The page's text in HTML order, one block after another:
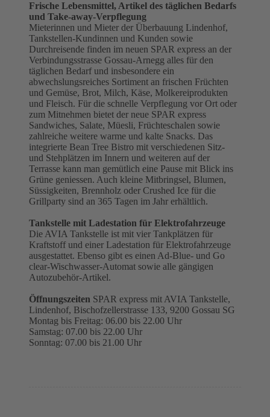
Frische Lebensmittel, Artikel des täglichen Bedarfs
und Take-away-Verpflegung
Mieterinnen und Mieter der Überbauung Lindenhof,
Tankstellen-Kundinnen und Kunden sowie
Durchreisende finden im neuen SPAR express an der
Verbindungsstrasse Gossau-Arnegg alles für den
täglichen Bedarf und insbesondere ein
abwechslungsreiches Sortiment an frischen Früchten
und Gemüse, Brot, Milch, Käse, Molkereiprodukten
und Fleisch. Für die schnelle Verpflegung vor Ort oder
zum Mitnehmen bietet der neue SPAR express
Sandwiches, Salate, Müesli, Früchteschalen sowie
zahlreiche weitere warme und kalte Snacks. Das
integrierte Bean Tree Bistro mit verschiedenen Sitz-
und Stehplätzen im Innern und weiteren auf der
Terrasse kann man gemütlich eine Pause mit Blick ins
Grüne geniessen. Auch kleine Mitbringsel, Blumen,
Süssigkeiten, Brennholz oder Crushed Ice für die
Grillparty sind an 365 Tagen im Jahr erhältlich.
Tankstelle mit Ladestation für Elektrofahrzeuge
Die AVIA Tankstelle ist mit vier Tankplätzen für
Kraftstoff und einer Ladestation für Elektrofahrzeuge
ausgestattet. Ebenso gibt es einen Ad-Blue- und Go
clear-Wischwasser-Automat sowie alle gängigen
Autozubehör-Artikel.
Öffnungszeiten SPAR express mit AVIA Tankstelle,
Lindenhof, Bischofzellerstrasse 133, 9200 Gossau SG
Montag bis Freitag: 06.00 bis 22.00 Uhr
Samstag: 07.00 bis 22.00 Uhr
Sonntag: 07.00 bis 21.00 Uhr